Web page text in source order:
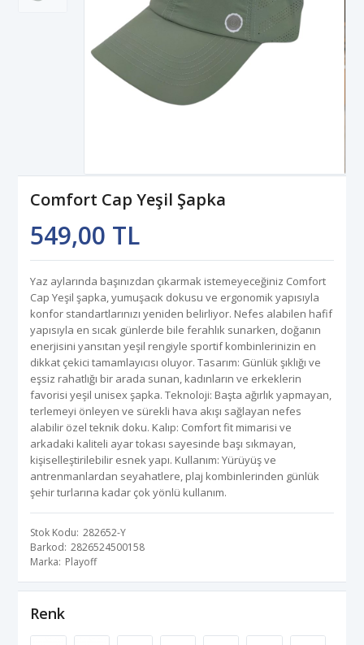
Comfort Cap Yeşil Şapka
549,00 TL
Yaz aylarında başınızdan çıkarmak istemeyeceğiniz Comfort
Cap Yeşil şapka, yumuşacık dokusu ve ergonomik yapısıyla
konfor standartlarınızı yeniden belirliyor. Nefes alabilen hafif
yapısıyla en sıcak günlerde bile ferahlık sunarken, doğanın
enerjisini yansıtan yeşil rengiyle sportif kombinlerinizin en
dikkat çekici tamamlayıcısı oluyor. Tasarım: Günlük şıklığı ve
eşsiz rahatlığı bir arada sunan, kadınların ve erkeklerin
favorisi yeşil unisex şapka. Teknoloji: Başta ağırlık yapmayan,
terlemeyi önleyen ve sürekli hava akışı sağlayan nefes
alabilir özel teknik doku. Kalıp: Comfort fit mimarisi ve
arkadaki kaliteli ayar tokası sayesinde başı sıkmayan,
kişiselleştirilebilir esnek yapı. Kullanım: Yürüyüş ve
antrenmanlardan seyahatlere, plaj kombinlerinden günlük
şehir turlarına kadar çok yönlü kullanım.
Stok Kodu 282652-Y
Barkod 2826524500158
Marka Playoff
Renk